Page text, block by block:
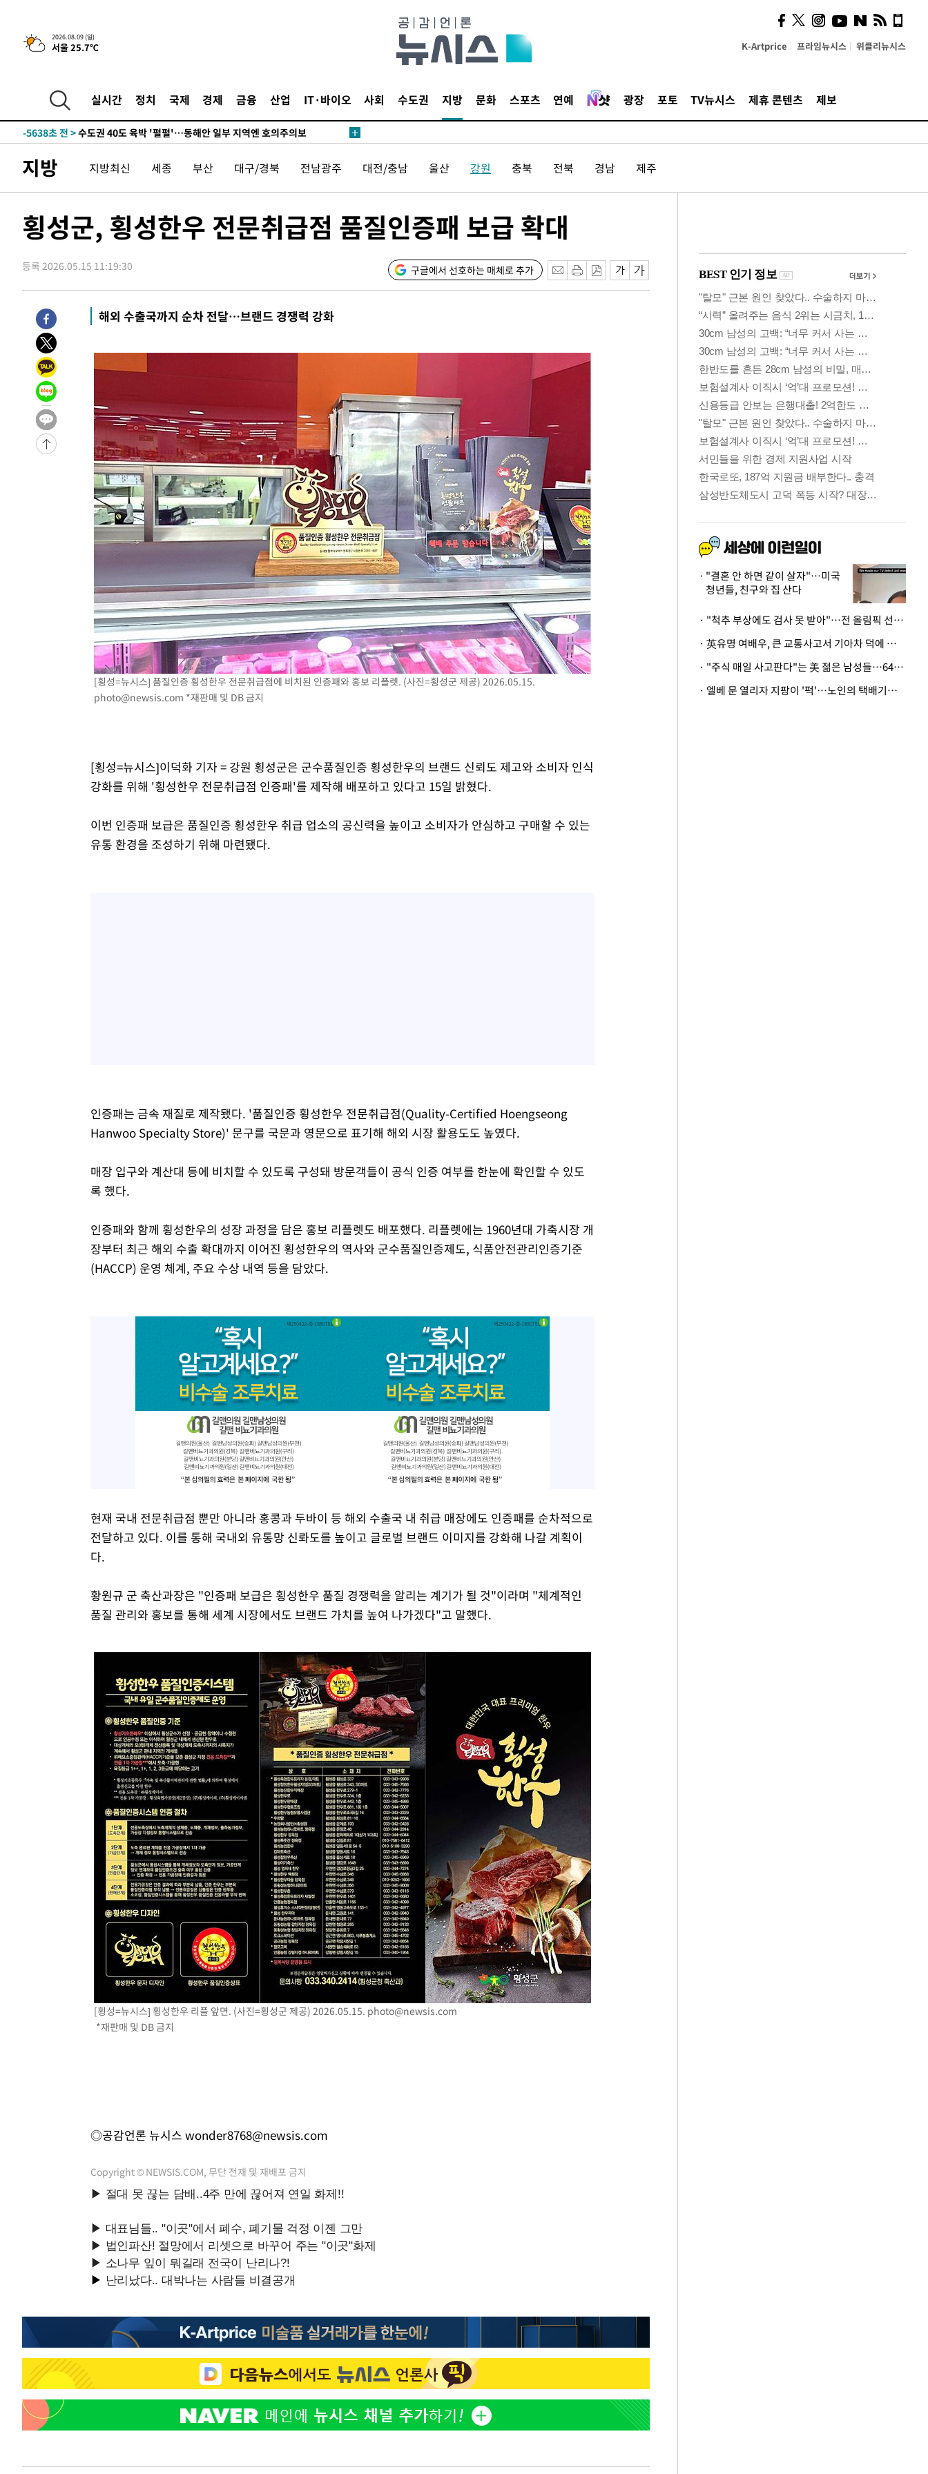
2026.08.09 (일)
서울 25.7℃ K-Artprice 프라임뉴시스 위클리뉴시스
실시간 정치 국제 경제 금융 산업 IT·바이오 사회 수도권 지방 문화 스포츠 연예 광장 포토 TV뉴시스 제휴 콘텐츠 제보
청래 44.56%
-13343초 전 >[속보]與 대표 경선 제주·인천 당원투표…金 47.75%·鄭
42.08%·宋 10.17%
-12877초 전 >이강인 "아틀레티코 이적 기뻐…등번호 7번 의미보단 팀 위해 뛸
-6586초 전 >
낮 최고 35도 '무더위'…동해안 시간당 30㎜ '강한 비'[내일날씨]
-5856초 전 >
레티코 이적"
-5638초 전 >수도권 40도 육박 '펄펄'…동해안 일부 지역엔 호의주의보
24분 전 >
강릉에 시간당 81.4㎜ 물폭탄…도로 잠기고 담벼락 붕괴
1시간 전 >백운산서 80년근 천종산삼 9뿌리 발견…감정가 1.3억원
2시간 전 >남자 농구, 나고야 아시안게임서 '홈팀' 일본과 한일전
4시간 전 >극한폭염 한풀 꺾이지만…'낮 최고 35도' 무더위, 열대야 계속[다음주
4시간 전 >축구협회 "압수수색·성접대 논란 사과…쇄신의 기회로 삼겠다"
5시간 전 >
[속보]'압수수색·성접대 논란' 축구협회 "실망과 걱정 안겨드려 죄송"
8시간 전 >
'최고 37도' 폭염 지속…강원동해안 최대 150㎜ 비
10시간 전 >
-23081초 전 >
이란 "호르무즈 재개방 합의 근접…美 배상 선행돼야"
-14128초 전 >
한민수·김용 순
-14081초 전 >
[속보]김민석, 與 전대 당원투표 누적 득표율 45.42%로 1위… 정
청래 44.56%
-13363초 전 >
[속보]與 대표 경선 제주·인천 당원투표…金 47.75%·鄭
42.08%·宋 10.17%
-12897초 전 >
이강인 "아틀레티코 이적 기뻐…등번호 7번 의미보단 팀 위해 뛸
[속보]與 당대표 경선, 제주·인천 권리당원 투표 김민석 승리
낮 최고 35도 '무더위'…동해안 시간당 30㎜ '강한 비'[내일날씨]
[속보]이강인 "감독님이 원하는 마음 느꼈고, 많은 트로피 원해 아틀
수도권 40도 육박 '펄펄'…동해안 일부 지역엔 호의주의보
온열질환 사망자 3명 늘어…누적 환자 3000명 돌파
강릉에 시간당 81.4㎜ 물폭탄…도로 잠기고 담벼락 붕괴
백운산서 80년근 천종산삼 9뿌리 발견…감정가 1.3억원
선재도서 해루질 나섰다 실종 60대, 닷새 만에 숨진 채 발견
남자 농구, 나고야 아시안게임서 '홈팀' 일본과 한일전
여수 오동도 해상서 모터보트 전복…1명 사망·1명 실종
극한폭염 한풀 꺾이지만…'낮 최고 35도' 무더위, 열대야 계속[다음주
축구협회 "압수수색·성접대 논란 사과…쇄신의 기회로 삼겠다"
[속보]'압수수색·성접대 논란' 축구협회 "실망과 걱정 안겨드려 죄송"
지방 지방최신 세종 부산 대구/경북 전남광주 대전/충남 울산 강원 충북 전북 경남 제주
횡성군, 횡성한우 전문취급점 품질인증패 보급 확대
등록 2026.05.15 11:19:30 구글에서 선호하는 매체로 추가
해외 수출국까지 순차 전달…브랜드 경쟁력 강화
[횡성=뉴시스] 품질인증 횡성한우 전문취급점에 비치된 인증패와 홍보 리플렛. (사진=횡성군 제공) 2026.05.15.
photo@newsis.com *재판매 및 DB 금지
[횡성=뉴시스]이덕화 기자 = 강원 횡성군은 군수품질인증 횡성한우의 브랜드 신뢰도 제고와 소비자 인식
강화를 위해 '횡성한우 전문취급점 인증패'를 제작해 배포하고 있다고 15일 밝혔다.
이번 인증패 보급은 품질인증 횡성한우 취급 업소의 공신력을 높이고 소비자가 안심하고 구매할 수 있는
유통 환경을 조성하기 위해 마련됐다.
인증패는 금속 재질로 제작됐다. '품질인증 횡성한우 전문취급점(Quality-Certified Hoengseong
Hanwoo Specialty Store)' 문구를 국문과 영문으로 표기해 해외 시장 활용도도 높였다.
매장 입구와 계산대 등에 비치할 수 있도록 구성돼 방문객들이 공식 인증 여부를 한눈에 확인할 수 있도
록 했다.
인증패와 함께 횡성한우의 성장 과정을 담은 홍보 리플렛도 배포했다. 리플렛에는 1960년대 가축시장 개
장부터 최근 해외 수출 확대까지 이어진 횡성한우의 역사와 군수품질인증제도, 식품안전관리인증기준
(HACCP) 운영 체계, 주요 수상 내역 등을 담았다.
현재 국내 전문취급점 뿐만 아니라 홍콩과 두바이 등 해외 수출국 내 취급 매장에도 인증패를 순차적으로
전달하고 있다. 이를 통해 국내외 유통망 신롸도를 높이고 글로벌 브랜드 이미지를 강화해 나갈 계획이
다.
황원규 군 축산과장은 "인증패 보급은 횡성한우 품질 경쟁력을 알리는 계기가 될 것"이라며 "체계적인
품질 관리와 홍보를 통해 세계 시장에서도 브랜드 가치를 높여 나가겠다"고 말했다.
[횡성=뉴시스] 횡성한우 리플 앞면. (사진=횡성군 제공) 2026.05.15. photo@newsis.com
*재판매 및 DB 금지
◎공감언론 뉴시스 wonder8768@newsis.com
Copyright © NEWSIS.COM, 무단 전재 및 재배포 금지
사이 해답 찾았죠"…알을
깨고 나온 '초자아'
"결혼 안 하면 같이 살자"…미국
청년들, 친구와 집 산다
· "척추 부상에도 검사 못 받아"…전 올림픽 선수, 美봅슬레이협회 상대 소송
· 英유명 여배우, 큰 교통사고서 기아차 덕에 살았다
· "주식 매일 사고판다"는 美 젊은 남성들…64%가 "나는 인생의 패배자“
· 엘베 문 열리자 지팡이 '퍽'…노인의 택배기사 폭행 이유